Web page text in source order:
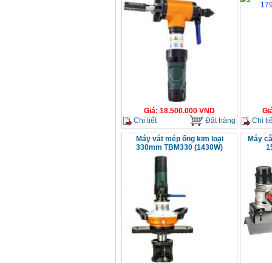
Giá: 18.500.000 VND
Chi tiết
Đặt hàng
Chi
Máy vát mép ống kim loại
330mm TBM330 (1430W)
Máy